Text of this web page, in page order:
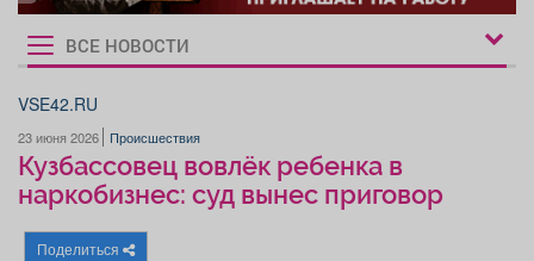
Объявления Недвижимость Услуги
Работа Транспорт
Рукбрики
новостей
ВСЕ НОВОСТИ
VSE42.RU
23 июня 2026 Происшествия
Кузбассовец вовлёк ребенка в
наркобизнес: суд вынес приговор
Поделиться